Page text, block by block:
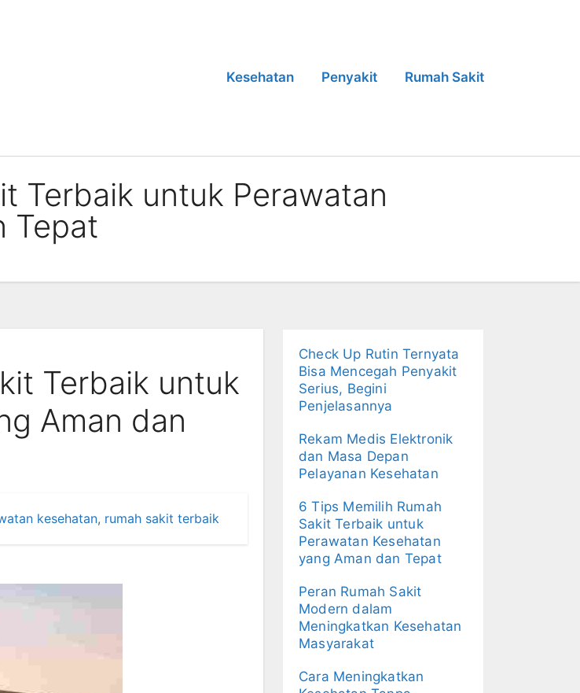
Kesehatan
Penyakit Rumah Sakit
Terbaik untuk Perawatan
Tepat
Terbaik untuk
Aman dan
kesehatan, rumah sakit terbaik
Check Up Rutin Ternyata
Bisa Mencegah Penyakit
Serius, Begini
Penjelasannya
Rekam Medis Elektronik
dan Masa Depan
Pelayanan Kesehatan
6 Tips Memilih Rumah
Sakit Terbaik untuk
Perawatan Kesehatan
yang Aman dan Tepat
Peran Rumah Sakit
Modern dalam
Meningkatkan Kesehatan
Masyarakat
Cara Meningkatkan